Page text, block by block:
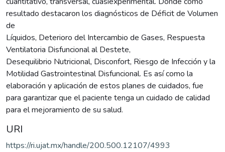
resultado destacaron los diagnósticos de Déficit de Volumen
de
Líquidos, Deterioro del Intercambio de Gases, Respuesta
Ventilatoria Disfuncional al Destete,
Desequilibrio Nutricional, Disconfort, Riesgo de Infección y la
Motilidad Gastrointestinal Disfuncional. Es así como la
elaboración y aplicación de estos planes de cuidados, fue
para garantizar que el paciente tenga un cuidado de calidad
para el mejoramiento de su salud.
URI
https://ri.ujat.mx/handle/200.500.12107/4993